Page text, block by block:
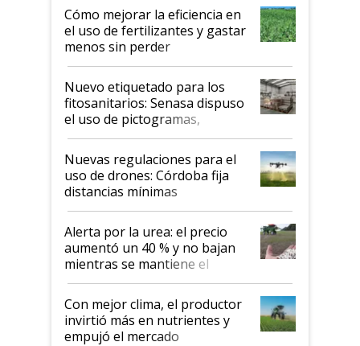
Cómo mejorar la eficiencia en
el uso de fertilizantes y gastar
menos sin perder
productividad en la campaña
fina
Nuevo etiquetado para los
fitosanitarios: Senasa dispuso
el uso de pictogramas,
palabras de advertencia e
indicaciones
Nuevas regulaciones para el
uso de drones: Córdoba fija
distancias mínimas
Alerta por la urea: el precio
aumentó un 40 % y no bajan
mientras se mantiene el
conflicto en Medio Oriente
Con mejor clima, el productor
invirtió más en nutrientes y
empujó el mercado